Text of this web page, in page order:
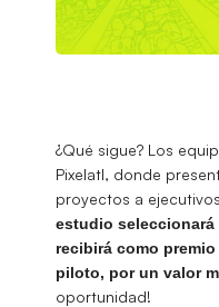
¿Qué sigue? Los
Pixelatl, donde
proyectos a
estudio seleccionará
recibirá como
piloto, por un valor
oportunidad!